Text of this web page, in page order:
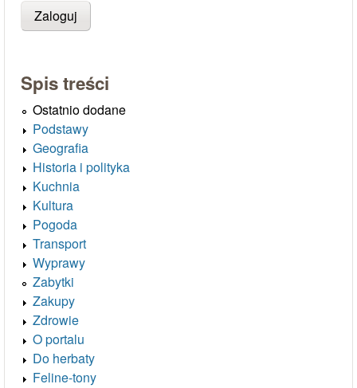
Spis treści
Ostatnio dodane
Podstawy
Geografia
Historia i polityka
Kuchnia
Kultura
Pogoda
Transport
Wyprawy
Zabytki
Zakupy
Zdrowie
O portalu
Do herbaty
Feline-tony